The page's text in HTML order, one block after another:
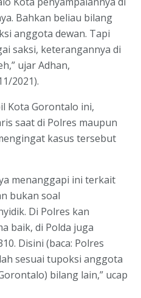
Bahkan beliau bilang
anggota dewan. Tapi
saksi, keterangannya di
ujar Adhan,
2021).
Kota Gorontalo ini,
saat di Polres maupun
kasus tersebut
menanggapi ini terkait
bukan soal
Di Polres kan
baik, di Polda juga
Disini (baca: Polres
sesuai tupoksi anggota
bilang lain,” ucap